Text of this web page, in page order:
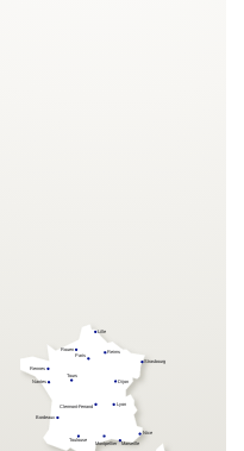
Lille
Rouen
Reims
Paris
Strasbourg
Rennes
Nantes Dijon
Tours
Clermont-Ferrand
Lyon
Bordeaux
Toulouse
Montpellier Marseille
Nice